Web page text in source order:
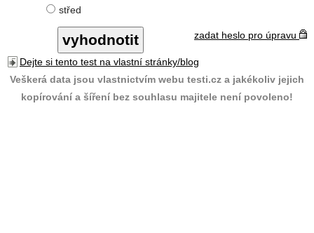
střed
zadat heslo pro úpravu
Dejte si tento test na vlastní stránky/blog
Veškerá data jsou vlastnictvím webu testi.cz a jakékoliv jejich
kopírování a šíření bez souhlasu majitele není povoleno!